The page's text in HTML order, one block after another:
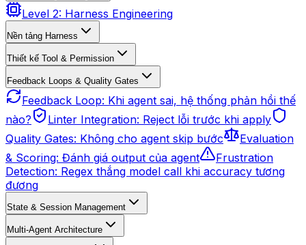
Level 2: Harness Engineering
Nền tảng Harness
Thiết kế Tool & Permission
Feedback Loops & Quality Gates
Feedback Loop: Khi agent sai, hệ thống phản hồi thế
nào?
Linter Integration: Reject lỗi trước khi apply
Quality Gates: Không cho agent skip bước
Evaluation
& Scoring: Đánh giá output của agent
Frustration
Detection: Regex thắng model call khi accuracy tương
đương
State & Session Management
Multi-Agent Architecture